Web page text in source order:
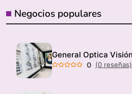
Negocios populares
0 (0 reseñas)